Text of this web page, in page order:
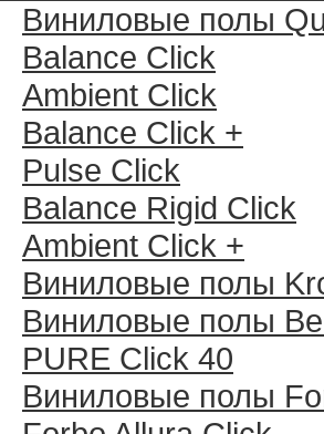
Виниловые полы
Balance Click
Ambient Click
Balance Click +
Pulse Click
Balance Rigid Click
Ambient Click +
Виниловые полы
Виниловые полы
PURE Click 40
Виниловые полы